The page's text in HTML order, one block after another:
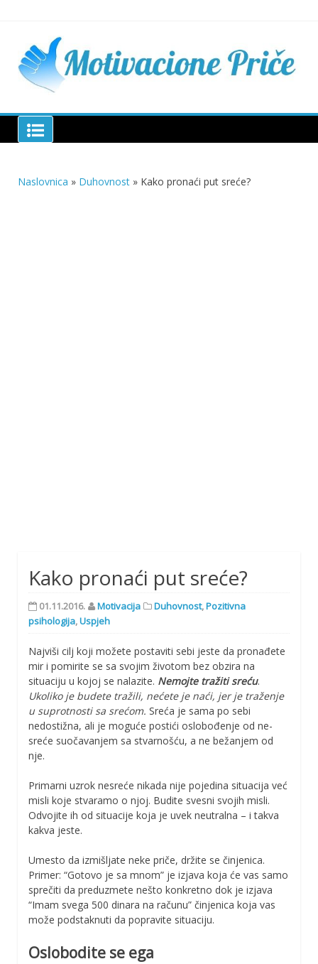
Motivacione Priče
Naslovnica » Duhovnost » Kako pronaći put sreće?
Kako pronaći put sreće?
01.11.2016. Motivacija Duhovnost,Pozitivna
psihologija,Uspjeh
Najviši cilj koji možete postaviti sebi jeste da pronađete
mir i pomirite se sa svojim životom bez obzira na
situaciju u kojoj se nalazite. Nemojte tražiti sreću.
Ukoliko je budete tražili, nećete je naći, jer je traženje
u suprotnosti sa srećom. Sreća je sama po sebi
nedostižna, ali je moguće postići oslobođenje od ne-
sreće suočavanjem sa stvarnošću, a ne bežanjem od
nje.
Primarni uzrok nesreće nikada nije pojedina situacija već
misli koje stvaramo o njoj. Budite svesni svojih misli.
Odvojite ih od situacije koja je uvek neutralna – i takva
kakva jeste.
Umesto da izmišljate neke priče, držite se činjenica.
Primer: “Gotovo je sa mnom” je izjava koja će vas samo
sprečiti da preduzmete nešto konkretno dok je izjava
“Imam svega 500 dinara na računu” činjenica koja vas
može podstaknuti da popravite situaciju.
Oslobodite se ega